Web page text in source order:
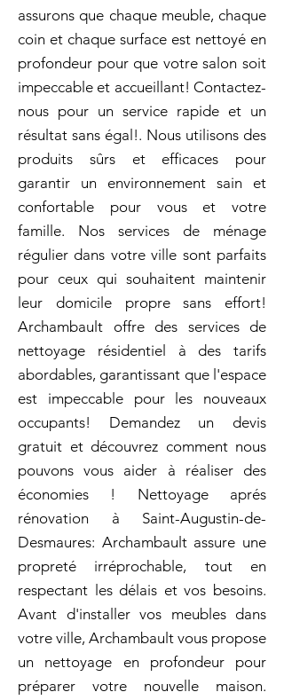
assurons que chaque meuble, chaque
coin et chaque surface est nettoyé en
profondeur pour que votre salon soit
impeccable et accueillant! Contactez-
nous pour un service rapide et un
résultat sans égal!. Nous utilisons des
produits sûrs et efficaces pour
garantir un environnement sain et
confortable pour vous et votre
famille. Nos services de ménage
régulier dans votre ville sont parfaits
pour ceux qui souhaitent maintenir
leur domicile propre sans effort!
Archambault offre des services de
nettoyage résidentiel à des tarifs
abordables, garantissant que l'espace
est impeccable pour les nouveaux
occupants! Demandez un devis
gratuit et découvrez comment nous
pouvons vous aider à réaliser des
économies ! Nettoyage aprés
rénovation à Saint-Augustin-de-
Desmaures: Archambault assure une
propreté irréprochable, tout en
respectant les délais et vos besoins.
Avant d'installer vos meubles dans
votre ville, Archambault vous propose
un nettoyage en profondeur pour
préparer votre nouvelle maison.